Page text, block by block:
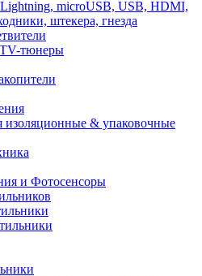
microUSB, USB, HDMI,
штекера, гнезда
тюнеры
изоляционные & упаковочные
и Фотосенсоры